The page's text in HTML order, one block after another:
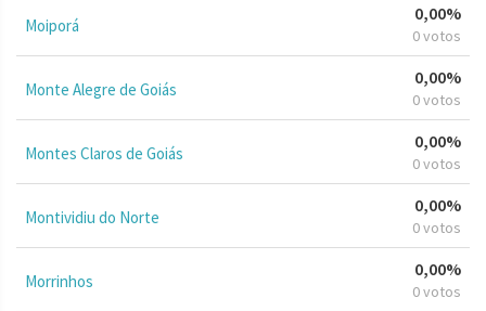
Moiporá
0,00%
0 votos
Monte Alegre de Goiás
0,00%
0 votos
Montes Claros de Goiás
0,00%
0 votos
Montividiu do Norte
0,00%
0 votos
Morrinhos
0,00%
0 votos